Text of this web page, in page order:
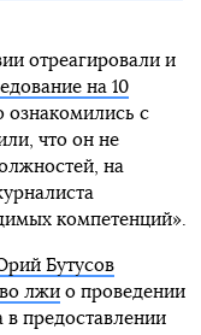
отреагировали и
на 10
ознакомились с
что он не
на
компетенций».
Бутусов
лжио проведении
в предоставлении